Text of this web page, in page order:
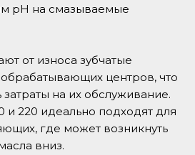
pH на смазываемые
от износа зубчатые
центров, что
затраты на их обслуживание.
и 220 идеально подходят для
где может возникнуть
вниз.